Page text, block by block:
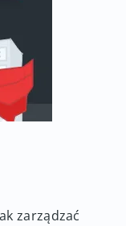
zarządzać